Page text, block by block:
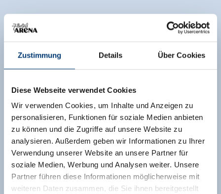
Zustimmung Details Über Cookies
Diese Webseite verwendet Cookies
Wir verwenden Cookies, um Inhalte und Anzeigen zu
personalisieren, Funktionen für soziale Medien anbieten
zu können und die Zugriffe auf unsere Website zu
analysieren. Außerdem geben wir Informationen zu Ihrer
Verwendung unserer Website an unsere Partner für
soziale Medien, Werbung und Analysen weiter. Unsere
Partner führen diese Informationen möglicherweise mit
weiteren Daten zusammen, die Sie ihnen bereitgestellt